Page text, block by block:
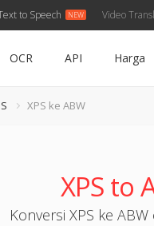
to Speech Video
OCR API Harga
XPS ke ABW
XPS to
Konversi XPS ke